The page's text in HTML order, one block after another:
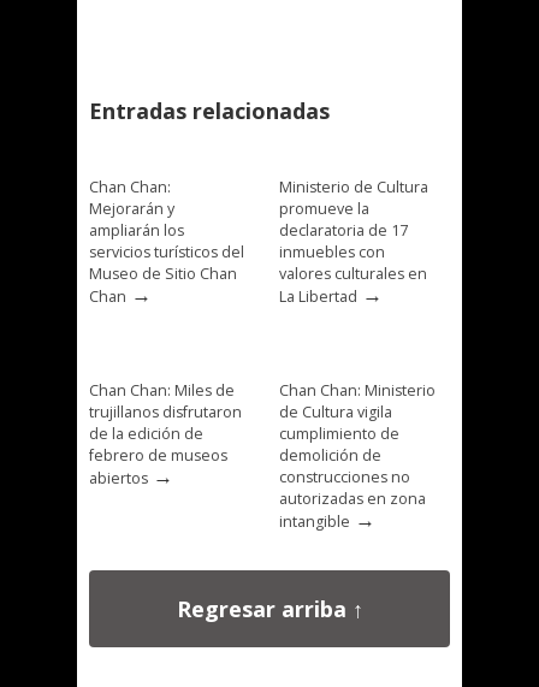
Entradas relacionadas
Chan Chan:
Mejorarán y
ampliarán los
servicios turísticos del
Museo de Sitio Chan
Chan →
Ministerio de Cultura
promueve la
declaratoria de 17
inmuebles con
valores culturales en
La Libertad →
Chan Chan: Miles de
trujillanos disfrutaron
de la edición de
febrero de museos
abiertos →
Chan Chan: Ministerio
de Cultura vigila
cumplimiento de
demolición de
construcciones no
autorizadas en zona
intangible →
Regresar arriba ↑